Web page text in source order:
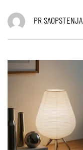
PR SAOPSTENJA